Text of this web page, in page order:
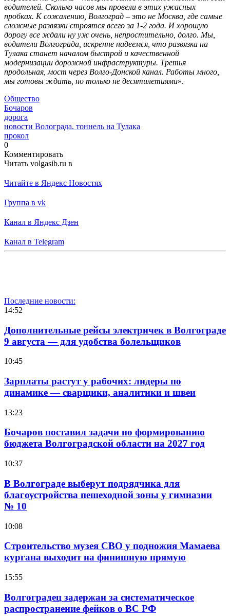
водителей. Сколько часов мы провели в этих ужасных
пробках. К сожалению, Волгоград – это не Москва, где самые
сложные развязки строятся всего за 1-2 года. И хорошую
дорогу все ждали ну уж очень, непростительно, долго. Мы,
водители Волгограда, искренне надеемся, что развязка на
Тулака станет началом быстрой и качественной
модернизации дорожной инфраструктуры. Третья
продольная, мост через Волго-Донской канал. Работы много,
мы готовы ждать, но только не десятилетиями».
Общество
Бочаров
дорога
новости Волограда. тоннель на Тулака
прокол
0
Комментировать
Читать volgasib.ru в
Читайте в Яндекс Новостях
Группа в vk
Канал в Яндекс Дзен
Канал в Telegram
Последние новости:
14:52
Дополнительные рейсы электричек в Волгограде
9 августа — для удобства болельщиков
10:45
Зарплаты растут у рабочих: лидеры по
динамике — сварщики, аналитики и швеи
13:23
Бочаров поставил задачи по формированию
бюджета Волгоградской области на 2027 год
10:37
В Волгограде выберут подрядчика для
благоустройства пешеходной зоны у гимназии
№ 10
10:08
Строительство музея СВО у подножия Мамаева
кургана выходит на финишную прямую
15:55
Волгоградец задержан за систематическое
распространение фейков о ВС РФ